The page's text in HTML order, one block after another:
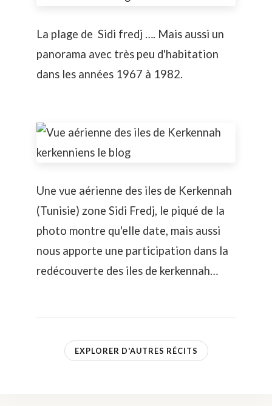
La plage de Sidi fredj …. Mais aussi un
panorama avec très peu d'habitation
dans les années 1967 à 1982.
Une vue aérienne des iles de Kerkennah
(Tunisie) zone Sidi Fredj, le piqué de la
photo montre qu'elle date, mais aussi
nous apporte une participation dans la
redécouverte des iles de kerkennah…
EXPLORER D'AUTRES RÉCITS